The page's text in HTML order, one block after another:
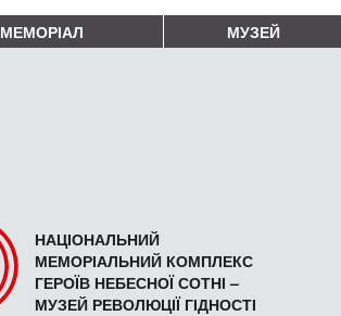
МЕМОРІАЛ МУЗЕЙ
НАЦІОНАЛЬНИЙ
МЕМОРІАЛЬНИЙ КОМПЛЕКС
ГЕРОЇВ НЕБЕСНОЇ СОТНІ –
МУЗЕЙ РЕВОЛЮЦІЇ ГІДНОСТІ